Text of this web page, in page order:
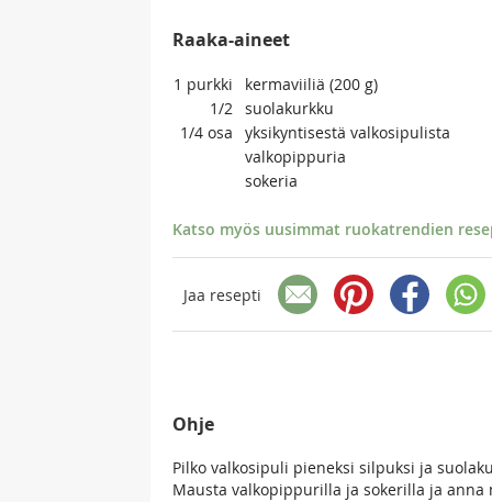
Raaka-aineet
1 purkki
kermaviiliä (200 g)
1/2 suolakurkku
1/4 osa
yksikyntisestä valkosipulista
valkopippuria
sokeria
Katso myös uusimmat ruokatrendien
Jaa resepti
Ohje
Pilko valkosipuli pieneksi silpuksi ja
Mausta valkopippurilla ja sokerilla ja